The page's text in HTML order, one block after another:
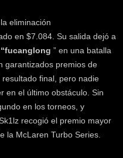
eliminación
en $7.084. Su salida dejó a
“fucanglong ” en una batalla
garantizados premios de
final, pero nadie
en el último obstáculo. Sin
en los torneos, y
recogió el premio mayor
la McLaren Turbo Series.